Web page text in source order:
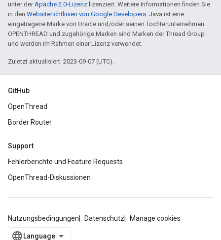
unter derApache 2.0-Lizenz lizenziert. Weitere Informationen finden Sie
in den Websiterichtlinien von Google Developers. Java ist eine
eingetragene Marke von Oracle und/oder seinen Tochterunternehmen.
OPENTHREAD und zugehörige Marken sind Marken der Thread Group
und werden im Rahmen einer Lizenz verwendet.
Zuletzt aktualisiert: 2023-09-07 (UTC).
GitHub
OpenThread
Border Router
Support
Fehlerberichte und Feature Requests
OpenThread-Diskussionen
Nutzungsbedingungen Datenschutz Manage cookies